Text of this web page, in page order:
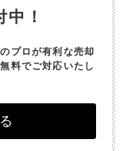
！
プロが有利な売却
料でご対応いたし